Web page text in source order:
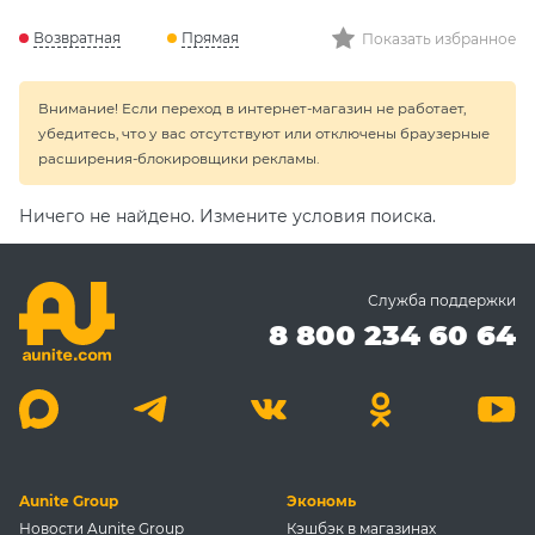
Возвратная Прямая Показать избранное
Внимание! Если переход в интернет-магазин не работает,
убедитесь, что у вас отсутствуют или отключены браузерные
расширения-блокировщики рекламы.
Ничего не найдено. Измените условия поиска.
Служба поддержки
8 800 234 60 64
Aunite Group
Новости Aunite Group
Экономь
Кэшбэк в магазинах